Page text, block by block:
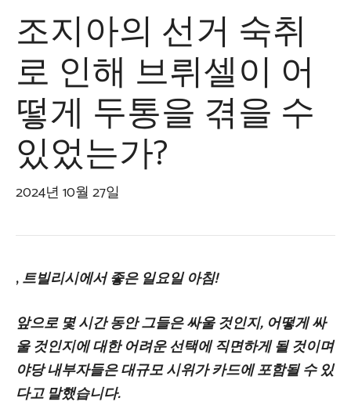
조지아의 선거 숙취
로 인해 브뤼셀이 어
떻게 두통을 겪을 수
있었는가?
2024년 10월 27일
,트빌리시에서 좋은 일요일 아침!
앞으로 몇 시간 동안 그들은 싸울 것인지, 어떻게 싸
울 것인지에 대한 어려운 선택에 직면하게 될 것이며
야당 내부자들은 대규모 시위가 카드에 포함될 수 있
다고 말했습니다.